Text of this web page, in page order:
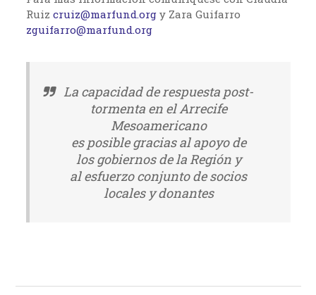
Ruizcruiz@marfund.org y Zara Guifarro
zguifarro@marfund.org
La capacidad de respuesta post-
tormenta en el Arrecife
Mesoamericano
es posible gracias al apoyo de
los gobiernos de la Región y
al esfuerzo conjunto de socios
locales y donantes